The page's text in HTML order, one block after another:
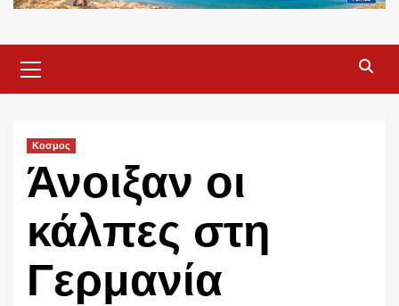
Menu
Κοσμος
Άνοιξαν οι
κάλπες στη
Γερμανία